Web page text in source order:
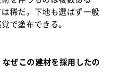
稀だ。下地も選ばず一般
で塗布できる。
ぜこの建材を採用したの